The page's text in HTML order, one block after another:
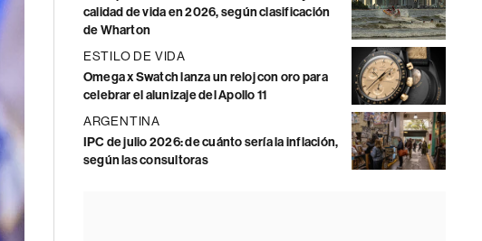
calidad de vida en 2026, según clasificación
de Wharton
ESTILO DE VIDA
Omega x Swatch lanza un reloj con oro para
celebrar el alunizaje del Apollo 11
ARGENTINA
IPC de julio 2026: de cuánto sería la inflación,
según las consultoras